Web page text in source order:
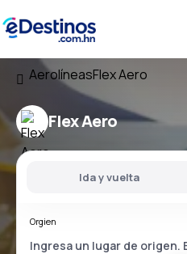
AerolíneasFlex Aero
Flex Aero
Ida y vuelta
Orgien